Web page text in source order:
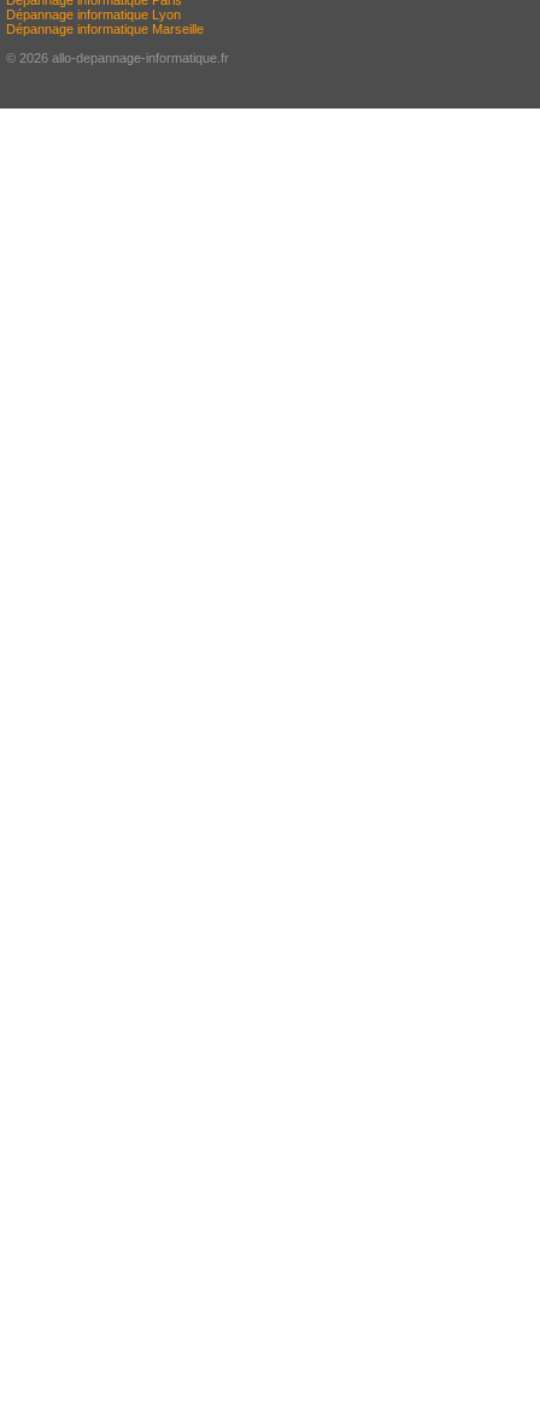
Dépannage informatique Lyon
Dépannage informatique Marseille
© 2026 allo-depannage-informatique.fr